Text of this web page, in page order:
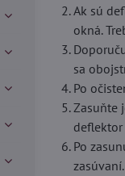
Ak sú
okná.
sa
Po
Zasuňte
Po